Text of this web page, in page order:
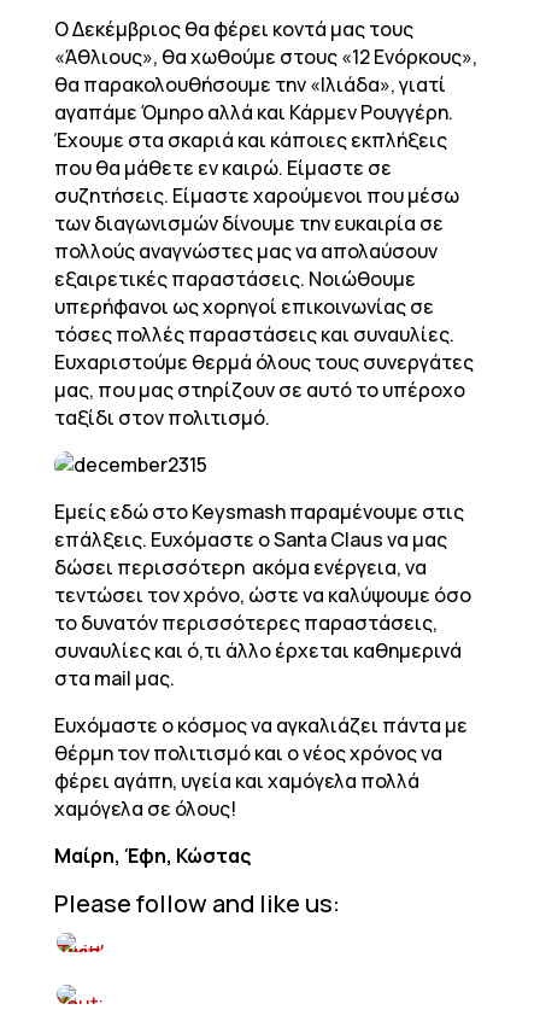
Ο Δεκέμβριος θα φέρει κοντά μας τους
«Άθλιους», θα χωθούμε στους «12 Ενόρκους»,
θα παρακολουθήσουμε την «Ιλιάδα», γιατί
αγαπάμε Όμηρο αλλά και Κάρμεν Ρουγγέρη.
Έχουμε στα σκαριά και κάποιες εκπλήξεις
που θα μάθετε εν καιρώ. Είμαστε σε
συζητήσεις. Είμαστε χαρούμενοι που μέσω
των διαγωνισμών δίνουμε την ευκαιρία σε
πολλούς αναγνώστες μας να απολαύσουν
εξαιρετικές παραστάσεις. Νοιώθουμε
υπερήφανοι ως χορηγοί επικοινωνίας σε
τόσες πολλές παραστάσεις και συναυλίες.
Ευχαριστούμε θερμά όλους τους συνεργάτες
μας, που μας στηρίζουν σε αυτό το υπέροχο
ταξίδι στον πολιτισμό.
Εμείς εδώ στο Keysmash παραμένουμε στις
επάλξεις. Ευχόμαστε ο Santa Claus να μας
δώσει περισσότερη ακόμα ενέργεια, να
τεντώσει τον χρόνο, ώστε να καλύψουμε όσο
το δυνατόν περισσότερες παραστάσεις,
συναυλίες και ό,τι άλλο έρχεται καθημερινά
στα mail μας.
Ευχόμαστε ο κόσμος να αγκαλιάζει πάντα με
θέρμη τον πολιτισμό και ο νέος χρόνος να
φέρει αγάπη, υγεία και χαμόγελα πολλά
χαμόγελα σε όλους!
Μαίρη, Έφη, Κώστας
Please follow and like us: